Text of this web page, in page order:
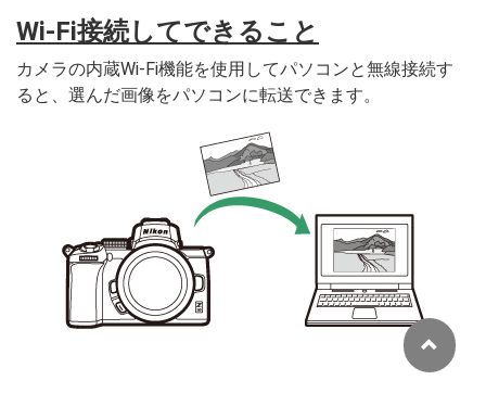
Wi-Fi接続してできること
カメラの内蔵Wi-Fi機能を使用してパソコンと無線接続す
ると、選んだ画像をパソコンに転送できます。